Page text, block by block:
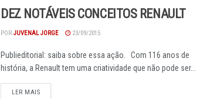
DEZ NOTÁVEIS CONCEITOS RENAULT
POR JUVENAL JORGE 23/09/2015
Publieditorial: saiba sobre essa ação. Com 116 anos de
história, a Renault tem uma criatividade que não pode ser...
LER MAISDETAILS